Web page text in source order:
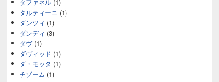
タファネル (1)
タルティーニ (1)
ダンツィ (1)
ダンディ (3)
ダヴ(1)
ダヴィッド (1)
ダ・モッタ (1)
チゾーム (1)